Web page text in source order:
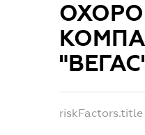
riskFactors.title